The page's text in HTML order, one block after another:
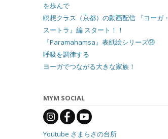
を歩んで
瞑想クラス（京都）の動画配信 『ヨーガ・
スートラ』編 スタート！！
『Paramahamsa』表紙絵シリーズ㉔
呼吸を調律する
ヨーガでつながる大きな家族！
MYM SOCIAL
Youtube さまらさの台所